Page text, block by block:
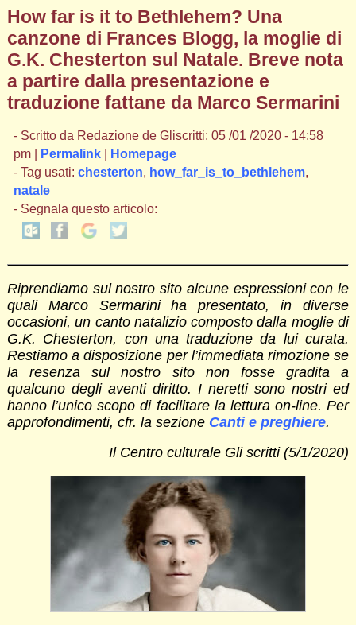
How far is it to Bethlehem? Una
canzone di Frances Blogg, la moglie di
G.K. Chesterton sul Natale. Breve nota
a partire dalla presentazione e
traduzione fattane da Marco Sermarini
- Scritto da Redazione de Gliscritti: 05 /01 /2020 - 14:58
pm |
Permalink|
Homepage
- Tag usati: chesterton, how_far_is_to_bethlehem,
natale
- Segnala questo articolo:
Riprendiamo sul nostro sito alcune espressioni con le
quali Marco Sermarini ha presentato, in diverse
occasioni, un canto natalizio composto dalla moglie di
G.K. Chesterton, con una traduzione da lui curata.
Restiamo a disposizione per l’immediata rimozione se
la resenza sul nostro sito non fosse gradita a
qualcuno degli aventi diritto. I neretti sono nostri ed
hanno l’unico scopo di facilitare la lettura on-line. Per
approfondimenti, cfr. la sezione Canti e preghiere.
Il Centro culturale Gli scritti (5/1/2020)